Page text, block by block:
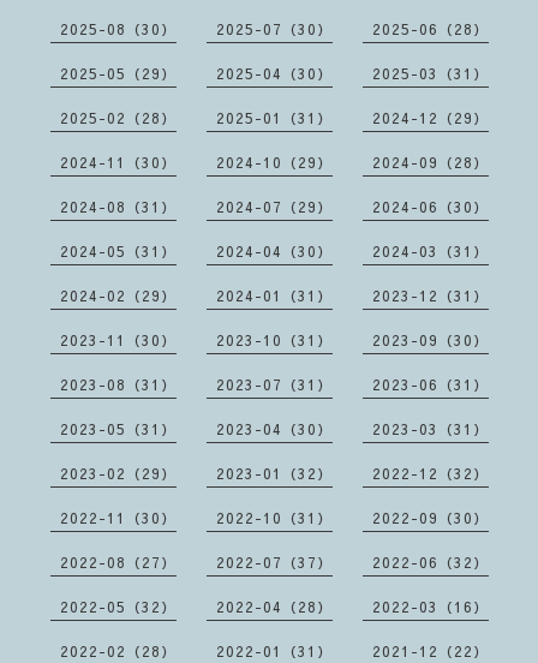
2025-08（30） 2025-07（30） 2025-06（28）
2025-05（29） 2025-04（30） 2025-03（31）
2025-02（28） 2025-01（31） 2024-12（29）
2024-11（30） 2024-10（29） 2024-09（28）
2024-08（31） 2024-07（29） 2024-06（30）
2024-05（31） 2024-04（30） 2024-03（31）
2024-02（29） 2024-01（31） 2023-12（31）
2023-11（30） 2023-10（31） 2023-09（30）
2023-08（31） 2023-07（31） 2023-06（31）
2023-05（31） 2023-04（30） 2023-03（31）
2023-02（29） 2023-01（32） 2022-12（32）
2022-11（30） 2022-10（31） 2022-09（30）
2022-08（27） 2022-07（37） 2022-06（32）
2022-05（32） 2022-04（28） 2022-03（16）
2022-02（28） 2022-01（31） 2021-12（22）